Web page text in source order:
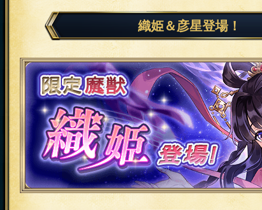
織姫＆彦星登場！